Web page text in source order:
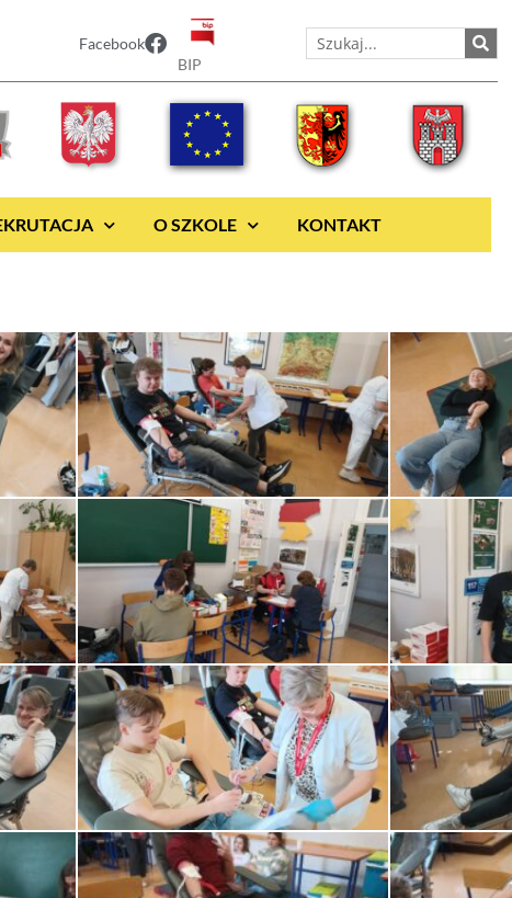
Facebook
BIP
O SZKOLE KONTAKT